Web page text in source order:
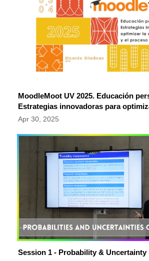
MoodleMoot UV 2025. Educación
Estrategias innovadoras para
académica y el proceso de admisión.
Apr 30, 2025
Session 1 - Probability & Uncertainty